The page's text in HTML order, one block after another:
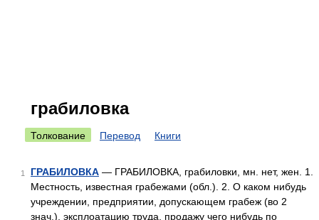
грабиловка
Толкование Перевод Книги
1 ГРАБИЛОВКА — ГРАБИЛОВКА, грабиловки, мн. нет, жен. 1.
Местность, известная грабежами (обл.). 2. О каком нибудь
учреждении, предприятии, допускающем грабеж (во 2
знач.), эксплоатацию труда, продажу чего нибудь по